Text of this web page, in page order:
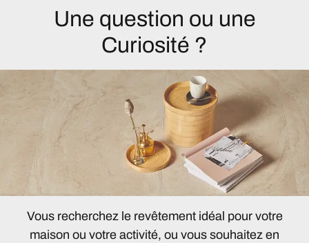
Une question ou une
Curiosité ?
Vous recherchez le revêtement idéal pour votre
maison ou votre activité, ou vous souhaitez en